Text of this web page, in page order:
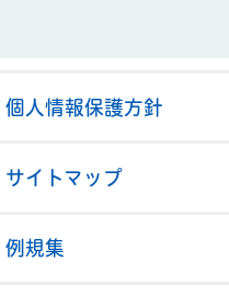
個人情報保護方針
サイトマップ
例規集